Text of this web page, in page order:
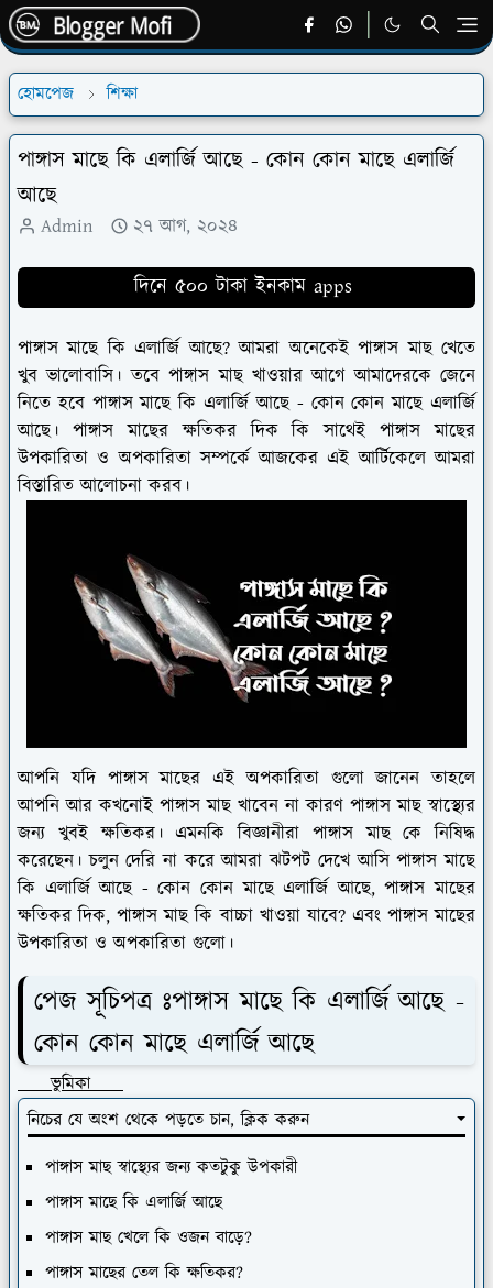
হোমপেজ শিক্ষা
পাঙ্গাস মাছে কি এলার্জি আছে - কোন কোন মাছে এলার্জি
আছে
Admin ২৭ আগ, ২০২৪
দিনে ৫০০ টাকা ইনকাম apps
পাঙ্গাস মাছে কি এলার্জি আছে? আমরা অনেকেই পাঙ্গাস মাছ খেতে
খুব ভালোবাসি। তবে পাঙ্গাস মাছ খাওয়ার আগে আমাদেরকে জেনে
নিতে হবে পাঙ্গাস মাছে কি এলার্জি আছে - কোন কোন মাছে এলার্জি
আছে। পাঙ্গাস মাছের ক্ষতিকর দিক কি সাথেই পাঙ্গাস মাছের
উপকারিতা ও অপকারিতা সম্পর্কে আজকের এই আর্টিকেলে আমরা
বিস্তারিত আলোচনা করব।
আপনি যদি পাঙ্গাস মাছের এই অপকারিতা গুলো জানেন তাহলে
আপনি আর কখনোই পাঙ্গাস মাছ খাবেন না কারণ পাঙ্গাস মাছ স্বাস্থ্যের
জন্য খুবই ক্ষতিকর। এমনকি বিজ্ঞানীরা পাঙ্গাস মাছ কে নিষিদ্ধ
করেছেন। চলুন দেরি না করে আমরা ঝটপট দেখে আসি পাঙ্গাস মাছে
কি এলার্জি আছে - কোন কোন মাছে এলার্জি আছে, পাঙ্গাস মাছের
ক্ষতিকর দিক, পাঙ্গাস মাছ কি বাচ্চা খাওয়া যাবে? এবং পাঙ্গাস মাছের
উপকারিতা ও অপকারিতা গুলো।
পেজ সূচিপত্র ঃপাঙ্গাস মাছে কি এলার্জি আছে -
কোন কোন মাছে এলার্জি আছে
ভুমিকা
নিচের যে অংশ থেকে পড়তে চান, ক্লিক করুন
পাঙ্গাস মাছ স্বাস্থ্যের জন্য কতটুকু উপকারী
পাঙ্গাস মাছে কি এলার্জি আছে
পাঙ্গাস মাছ খেলে কি ওজন বাড়ে?
পাঙ্গাস মাছের তেল কি ক্ষতিকর?